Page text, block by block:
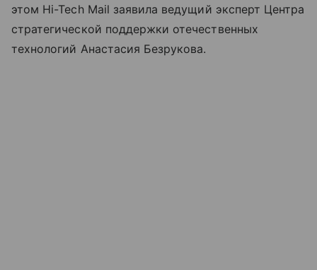
этом Hi-Tech Mail заявила ведущий эксперт Центра
стратегической поддержки отечественных
технологий Анастасия Безрукова.